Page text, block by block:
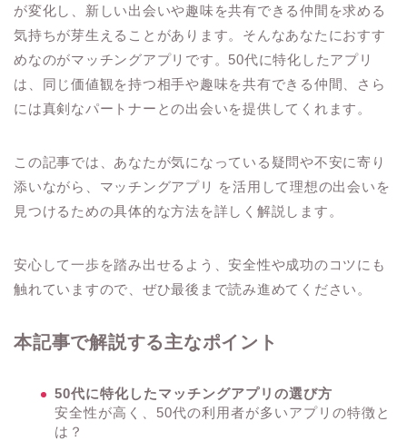
が変化し、新しい出会いや趣味を共有できる仲間を求める
気持ちが芽生えることがあります。そんなあなたにおすす
めなのがマッチングアプリです。50代に特化したアプリ
は、同じ価値観を持つ相手や趣味を共有できる仲間、さら
には真剣なパートナーとの出会いを提供してくれます。
この記事では、あなたが気になっている疑問や不安に寄り
添いながら、マッチングアプリ を活用して理想の出会いを
見つけるための具体的な方法を詳しく解説します。
安心して一歩を踏み出せるよう、安全性や成功のコツにも
触れていますので、ぜひ最後まで読み進めてください。
本記事で解説する主なポイント
50代に特化したマッチングアプリの選び方
安全性が高く、50代の利用者が多いアプリの特徴と
は？